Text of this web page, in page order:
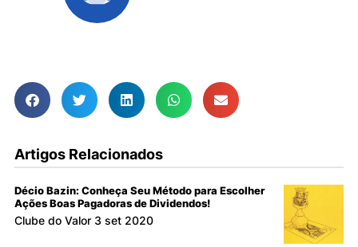
Artigos Relacionados
Décio Bazin: Conheça Seu Método para Escolher
Ações Boas Pagadoras de Dividendos!
Clube do Valor 3 set 2020